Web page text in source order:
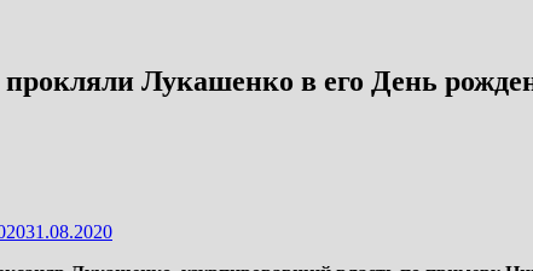
Лукашенко в его День
31.08.2020